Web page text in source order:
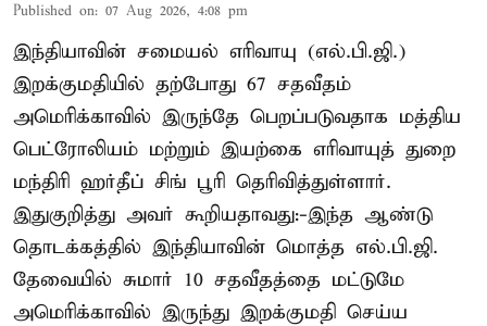
Published on: 07 Aug 2026, 4:08 pm
இந்தியாவின் சமையல் எரிவாயு (எல்.பி.ஜி.)
இறக்குமதியில் தற்போது 67 சதவீதம்
அமெரிக்காவில் இருந்தே பெறப்படுவதாக மத்திய
பெட்ரோலியம் மற்றும் இயற்கை எரிவாயுத் துறை
மந்திரி ஹர்தீப் சிங் பூரி தெரிவித்துள்ளார்.
இதுகுறித்து அவர் கூறியதாவது:-இந்த ஆண்டு
தொடக்கத்தில் இந்தியாவின் மொத்த எல்.பி.ஜி.
தேவையில் சுமார் 10 சதவீதத்தை மட்டுமே
அமெரிக்காவில் இருந்து இறக்குமதி செய்ய